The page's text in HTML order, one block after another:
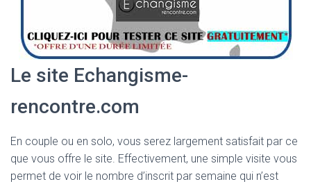
Le site Echangisme-
rencontre.com
En couple ou en solo, vous serez largement satisfait par ce
que vous offre le site. Effectivement, une simple visite vous
permet de voir le nombre d’inscrit par semaine qui n’est